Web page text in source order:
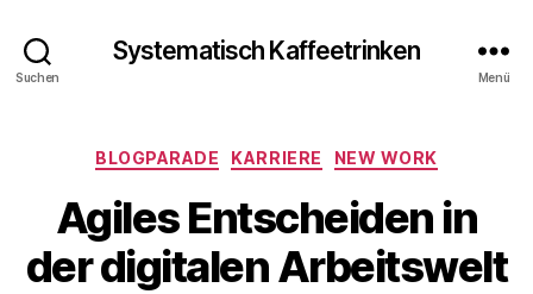
Suchen
Systematisch Kaffeetrinken
Menü
Kategorien
BLOGPARADE KARRIERE NEW WORK
Agiles Entscheiden in
der digitalen Arbeitswelt